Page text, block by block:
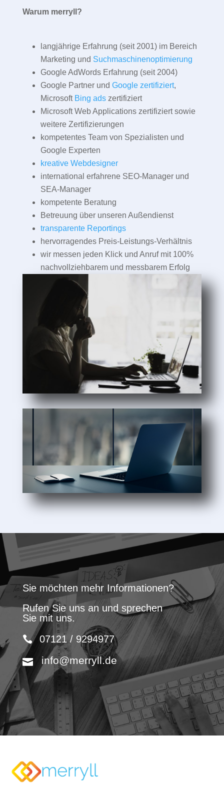
Warum merryll?
langjährige Erfahrung (seit 2001) im Bereich
Marketing und Suchmaschinenoptimierung
Google AdWords Erfahrung (seit 2004)
Google Partner und Google zertifiziert,
Microsoft Bing adszertifiziert
Microsoft Web Applications zertifiziert sowie
weitere Zertifizierungen
kompetentes Team von Spezialisten und
Google Experten
kreative Webdesigner
international erfahrene SEO-Manager und
SEA-Manager
kompetente Beratung
Betreuung über unseren Außendienst
transparente Reportings
hervorragendes Preis-Leistungs-Verhältnis
wir messen jeden Klick und Anruf mit 100%
nachvollziehbarem und messbarem Erfolg
Sie möchten mehr Informationen?
Rufen Sie uns an und sprechen
Sie mit uns.
07121 / 9294977
info@merryll.de